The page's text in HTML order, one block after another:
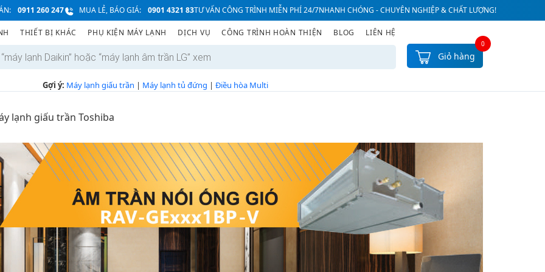
0911 260 247 MUA LẺ, BÁO GIÁ: 0901 4321 83TƯ VẤN CÔNG TRÌNH MIỄN PHÍ 24/7NHANH CHÓNG - CHUYÊN NGHIỆP & CHẤT LƯỢNG!
THIẾT BỊ KHÁC PHỤ KIỆN MÁY LẠNH DỊCH VỤ CÔNG TRÌNH HOÀN THIỆN BLOG LIÊN HỆ
Gợi ý: Máy lạnh giấu trần | Máy lạnh tủ đứng | Điều hòa Multi
Giỏ hàng
0
lạnh giấu trần Toshiba